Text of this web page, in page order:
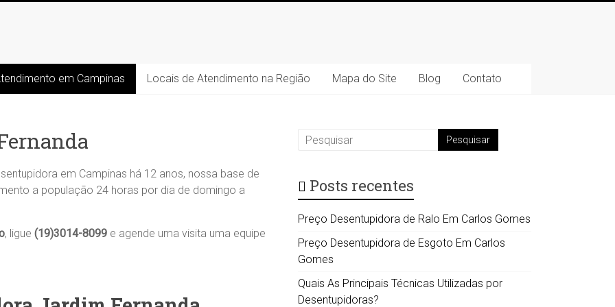
em Campinas Locais de Atendimento na Região Mapa do Site Blog Contato
em Campinas há 12 anos, nossa base de
a população 24 horas por dia de domingo a
, ligue (19)3014-8099 e agende uma visita uma equipe
Posts recentes
Preço Desentupidora de Ralo Em Carlos Gomes
Preço Desentupidora de Esgoto Em Carlos
Gomes
Quais As Principais Técnicas Utilizadas por
Desentupidoras?